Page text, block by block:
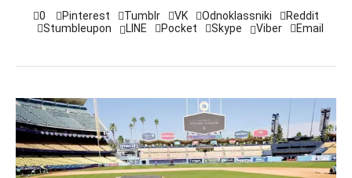
0 Pinterest Tumblr VK Odnoklassniki
Reddit
Stumbleupon
LINE Pocket Skype Viber Email